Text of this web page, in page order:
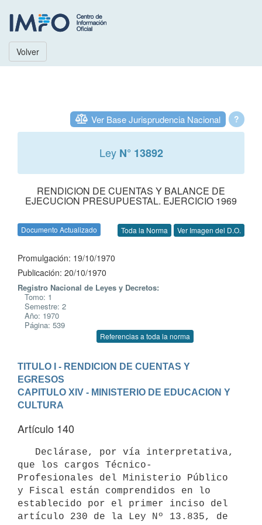
Volver
?
Ver Base Jurisprudencia Nacional
Ley N° 13892
RENDICION DE CUENTAS Y BALANCE DE
EJECUCION PRESUPUESTAL. EJERCICIO 1969
Documento Actualizado Toda la Norma Ver Imagen del D.O.
Promulgación: 19/10/1970
Publicación: 20/10/1970
Registro Nacional de Leyes y Decretos:
Tomo: 1
Semestre: 2
Año: 1970
Página: 539
Referencias a toda la norma
TITULO I - RENDICION DE CUENTAS Y
EGRESOS
CAPITULO XIV - MINISTERIO DE EDUCACION Y
CULTURA
Artículo 140
que los cargos Técnico-
Profesionales del Ministerio Público
y Fiscal están comprendidos en lo
establecido por el primer inciso del
artículo 230 de la Ley Nº 13.835, de